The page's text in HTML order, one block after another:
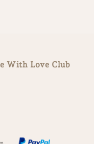
With Love Club